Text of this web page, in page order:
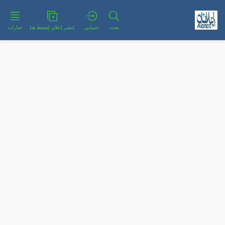
بحث حسابي لنشر إعلان إضغط هنا خيارات